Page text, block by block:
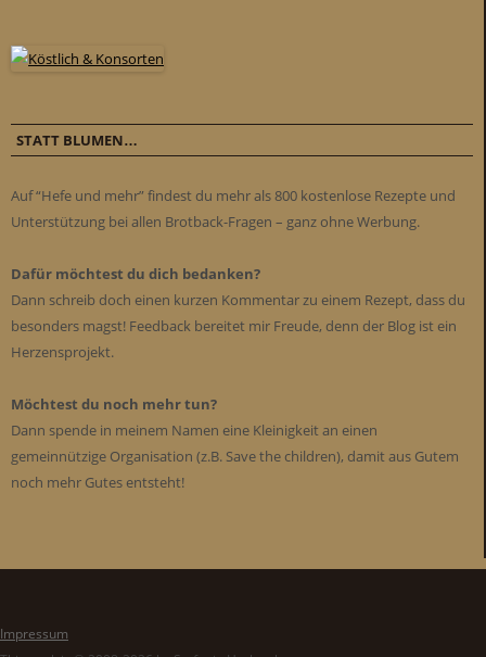
STATT BLUMEN…
Auf “Hefe und mehr” findest du mehr als 800 kostenlose Rezepte und
Unterstützung bei allen Brotback-Fragen – ganz ohne Werbung.
Dafür möchtest du dich bedanken?
Dann schreib doch einen kurzen Kommentar zu einem Rezept, dass du
besonders magst! Feedback bereitet mir Freude, denn der Blog ist ein
Herzensprojekt.
Möchtest du noch mehr tun?
Dann spende in meinem Namen eine Kleinigkeit an einen
gemeinnützige Organisation (z.B. Save the children), damit aus Gutem
noch mehr Gutes entsteht!
Impressum